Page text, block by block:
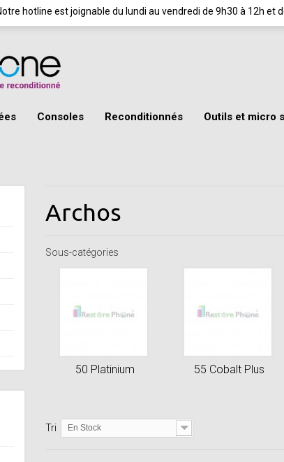
hotline est joignable du lundi au vendredi de 9h30 à 12h et
Consoles Reconditionnés Outils et micro
Archos
Sous-catégories
50 Platinium 55 Cobalt Plus
Tri En Stock